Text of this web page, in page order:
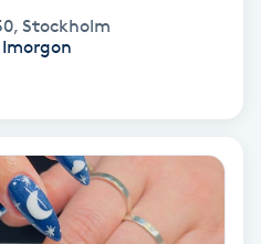
, Stockholm
Imorgon